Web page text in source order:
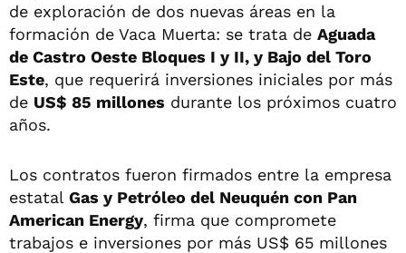
de exploración de dos nuevas áreas en la
formación de Vaca Muerta: se trata de Aguada
de Castro Oeste Bloques I y II, y Bajo del Toro
Este, que requerirá inversiones iniciales por más
de US$ 85 millones durante los próximos cuatro
años.
Los contratos fueron firmados entre la empresa
estatal Gas y Petróleo del Neuquén con Pan
American Energy, firma que compromete
trabajos e inversiones por más US$ 65 millones